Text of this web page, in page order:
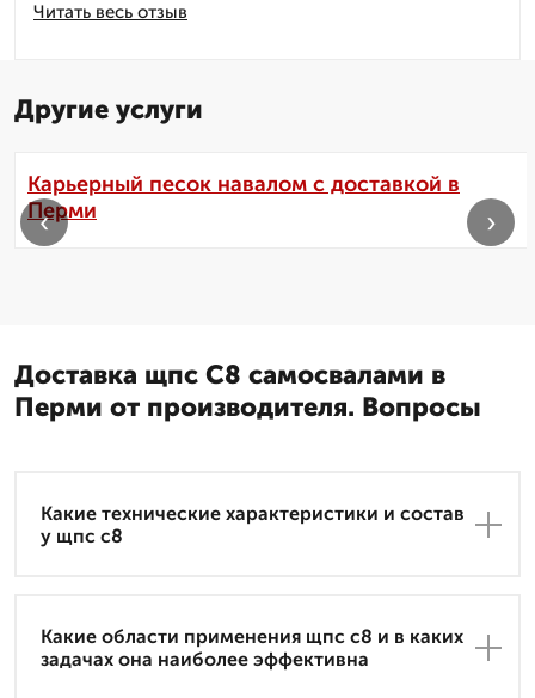
Читать весь отзыв
Другие услуги
Карьерный песок навалом с доставкой в
Перми
‹ ›
Доставка щпс С8 самосвалами в
Перми от производителя. Вопросы
Какие технические характеристики и состав
у щпс с8
Какие области применения щпс с8 и в каких
задачах она наиболее эффективна